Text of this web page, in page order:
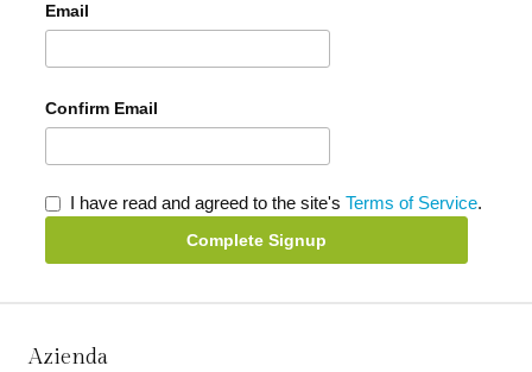
Email
Confirm Email
I have read and agreed to the site's Terms of Service.
Complete Signup
Azienda